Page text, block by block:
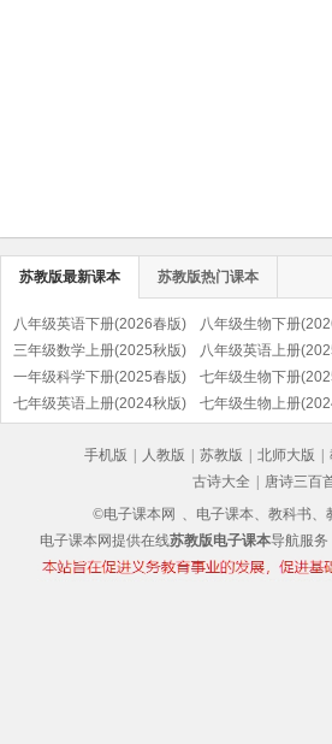
苏教版最新课本 苏教版热门课本
八年级英语下册(2026春版) 八年级生物下册
三年级数学上册(2025秋版)
八年级英语上册
一年级科学下册(2025春版)
七年级生物下册
七年级英语上册(2024秋版)
七年级生物上册
手机版 人教版 苏教版 北师大版
古诗大全
唐诗三百
©电子课本网 、电子课本、教科书
电子课本网提供在线苏教版电子课本导航服务